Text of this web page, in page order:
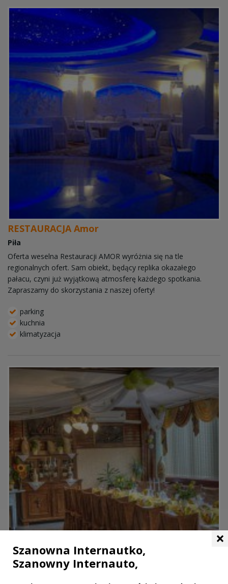
RESTAURACJA Amor
Piła
Oferta weselna Restauracji AMOR wyróżnia się na tle
regionalnych ofert. Sam obiekt, będący replika okazałego
pałacu, czyni już wyjątkową atmosferę każdego spotkania.
Zapraszamy do skorzystania z naszej oferty!
parking
kuchnia
klimatyzacja
×
Szanowna Internautko,
Szanowny Internauto,